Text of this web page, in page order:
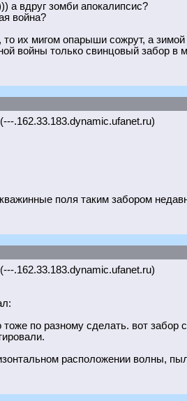
а вдруг зомби апокалипсис?
война?
их мигом опарыши сожрут, а
войны только свинцовый забор в
(---.162.33.183.dynamic.ufanet.ru)
поля таким забором
(---.162.33.183.dynamic.ufanet.ru)
по разному сделать. вот забор
расположении волны,